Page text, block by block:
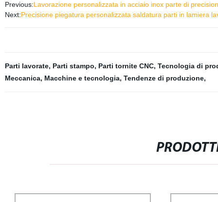
Previous:Lavorazione personalizzata in acciaio inox parte di
Next:Precisione piegatura personalizzata saldatura parti in lamiera
Parti lavorate, Parti stampo, Parti tornite CNC, Tecnologia di
Meccanica, Macchine e tecnologia, Tendenze di produzione,